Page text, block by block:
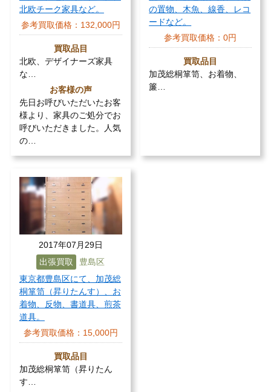
北欧チーク家具など。
参考買取価格： 132,000円
買取品目
北欧、デザイナーズ家具
な…
お客様の声
先日お呼びいただいたお客
様より、家具のご処分でお
呼びいただきました。人気
の…
の置物、木魚、線香、レコ
ードなど。
参考買取価格：0円
買取品目
加茂総桐箪笥、お着物、
簾…
2017年07月29日
出張買取
豊島区
東京都豊島区にて、加茂総
桐箪笥（昇りたんす）、お
着物、反物、書道具、煎茶
道具。
参考買取価格： 15,000円
買取品目
加茂総桐箪笥（昇りたん
す…